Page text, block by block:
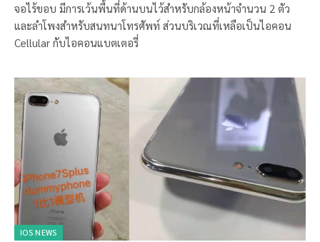
จอไร้ขอบ มีการเว้นพื้นที่ด้านบนไว้สำหรับกล้องหน้าจำนวน 2 ตัว
และลำโพงสำหรับสนทนาโทรศัพท์ ส่วนบริเวณที่เหลือเป็นไอคอน
Cellular กับไอคอนแบตเตอรี่
IOS NEWS